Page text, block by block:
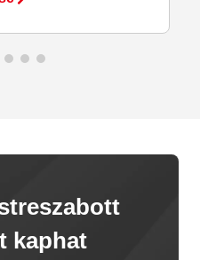
kaphat